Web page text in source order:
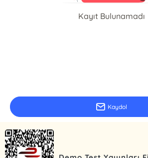
Kayıt Bulunamadı
Kaydol